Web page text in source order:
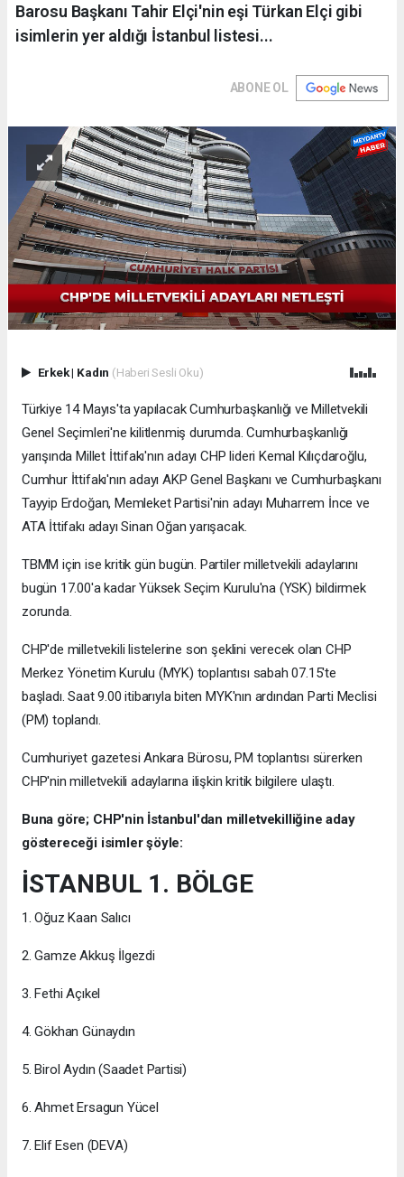
Barosu Başkanı Tahir Elçi'nin eşi Türkan Elçi gibi
isimlerin yer aldığı İstanbul listesi...
ABONE OL
Erkek| Kadın (Haberi Sesli Oku)
Türkiye 14 Mayıs'ta yapılacak Cumhurbaşkanlığı ve Milletvekili
Genel Seçimleri'ne kilitlenmiş durumda. Cumhurbaşkanlığı
yarışında Millet İttifakı'nın adayı CHP lideri Kemal Kılıçdaroğlu,
Cumhur İttifakı'nın adayı AKP Genel Başkanı ve Cumhurbaşkanı
Tayyip Erdoğan, Memleket Partisi'nin adayı Muharrem İnce ve
ATA İttifakı adayı Sinan Oğan yarışacak.
TBMM için ise kritik gün bugün. Partiler milletvekili adaylarını
bugün 17.00'a kadar Yüksek Seçim Kurulu'na (YSK) bildirmek
zorunda.
CHP'de milletvekili listelerine son şeklini verecek olan CHP
Merkez Yönetim Kurulu (MYK) toplantısı sabah 07.15'te
başladı. Saat 9.00 itibarıyla biten MYK'nın ardından Parti Meclisi
(PM) toplandı.
Cumhuriyet gazetesi Ankara Bürosu, PM toplantısı sürerken
CHP'nin milletvekili adaylarına ilişkin kritik bilgilere ulaştı.
Buna göre; CHP'nin İstanbul'dan milletvekilliğine aday
göstereceği isimler şöyle:
İSTANBUL 1. BÖLGE
1. Oğuz Kaan Salıcı
2. Gamze Akkuş İlgezdi
3. Fethi Açıkel
4. Gökhan Günaydın
5. Birol Aydın (Saadet Partisi)
6. Ahmet Ersagun Yücel
7. Elif Esen (DEVA)